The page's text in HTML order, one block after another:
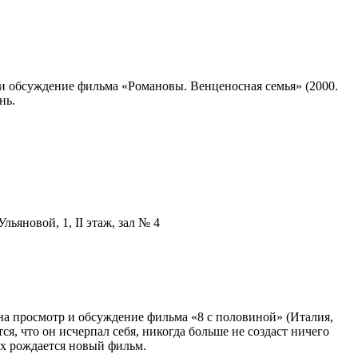
фильма «Романовы. Венценосная семья» (2000.
1, II этаж, зал № 4
просмотр и обсуждение фильма «8 с половиной» (Италия,
что он исчерпал себя, никогда больше не создаст ничего
рождается новый фильм.